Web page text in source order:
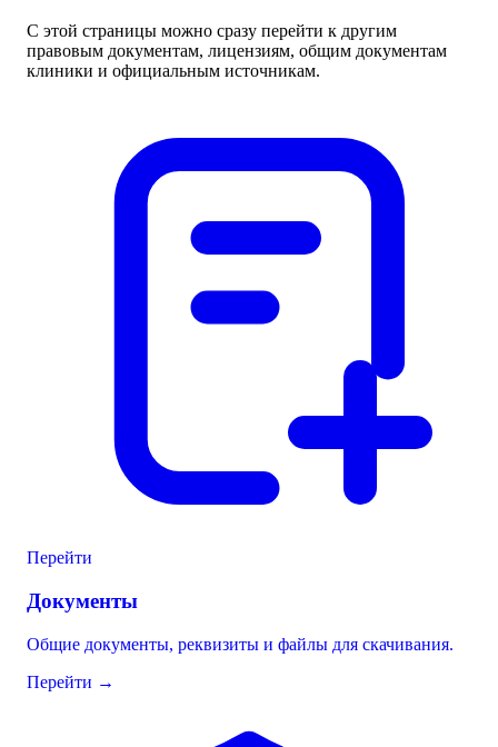
С этой страницы можно сразу перейти к другим
правовым документам, лицензиям, общим документам
клиники и официальным источникам.
Перейти
Документы
Общие документы, реквизиты и файлы для скачивания.
Перейти →